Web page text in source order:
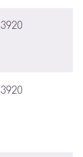
3920
3920